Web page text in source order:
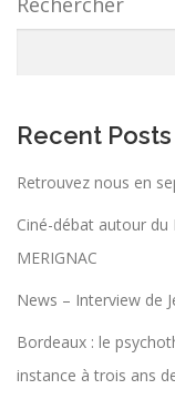
Recent Posts
Retrouvez nous en
Ciné-débat autour du
MERIGNAC
News – Interview de
Bordeaux : le
instance à trois ans